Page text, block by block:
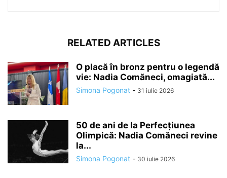
RELATED ARTICLES
O placă în bronz pentru o legendă
vie: Nadia Comăneci, omagiată...
Simona Pogonat - 31 iulie 2026
50 de ani de la Perfecțiunea
Olimpică: Nadia Comăneci revine
la...
Simona Pogonat - 30 iulie 2026